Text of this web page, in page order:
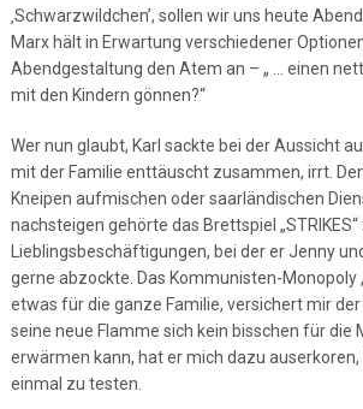
‚Schwarzwildchen’, sollen wir uns heute
Marx hält in Erwartung verschiedener
Abendgestaltung den Atem an – „ … einen
mit den Kindern gönnen?“
Wer nun glaubt, Karl sackte bei der Aussicht
mit der Familie enttäuscht zusammen, irrt.
Kneipen aufmischen oder saarländischen
nachsteigen gehörte das Brettspiel „STRIKES“
Lieblingsbeschäftigungen, bei der er Jenny
gerne abzockte. Das Kommunisten-Monopoly
etwas für die ganze Familie, versichert mir der
seine neue Flamme sich kein bisschen für die
erwärmen kann, hat er mich dazu auserkoren,
einmal zu testen.